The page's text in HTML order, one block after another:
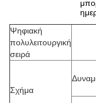
Ψηφιακή
πολυλειτουργική
σειρά
Σχήμα